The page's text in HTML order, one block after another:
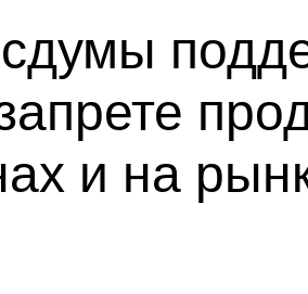
и на